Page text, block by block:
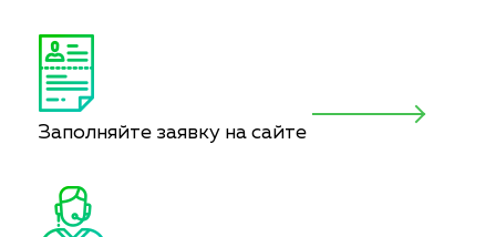
Заполняйте заявку на сайте